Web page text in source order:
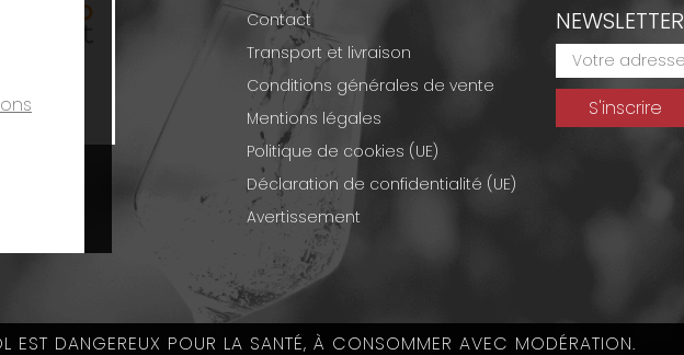
EST DANGEREUX POUR LA SANTÉ, À CONSOMMER AVEC MODÉRATION.
Contact
Transport et livraison
Conditions générales de vente
Mentions légales
Politique de cookies (UE)
Déclaration de confidentialité (UE)
Avertissement
NEWSLETTER